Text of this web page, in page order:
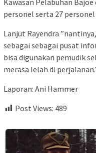
personel serta 27
Lanjut Rayendra
sebagai sebagai pusat
bisa digunakan pemudik
merasa lelah di
Laporan: Ani Hammer
Post Views: 489